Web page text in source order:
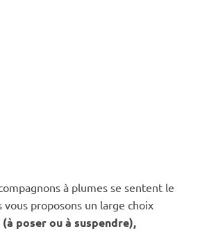
à plumes se sentent le
vous proposons un large choix
(à poser ou à suspendre),